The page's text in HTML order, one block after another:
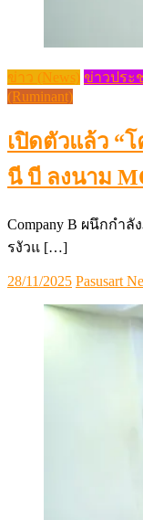
ข่าว (News) ข่าวประ
(Ruminant)
เปิดตัวแล้ว “
นี บี ลงนาม
Company B ผนึกกำ
รงัวแ […]
Posted
28/11/2025 Author
Pasusart